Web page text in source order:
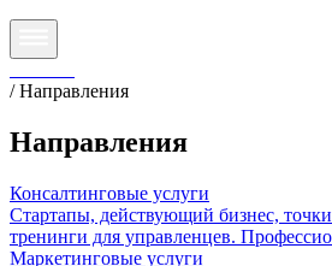
/Направления
Направления
Консалтинговые услуги
Стартапы, действующий бизнес,
тренинги для управленцев.
Маркетинговые услуги